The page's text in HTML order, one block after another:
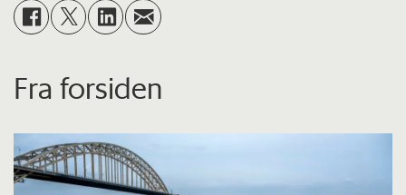
Fra forsiden